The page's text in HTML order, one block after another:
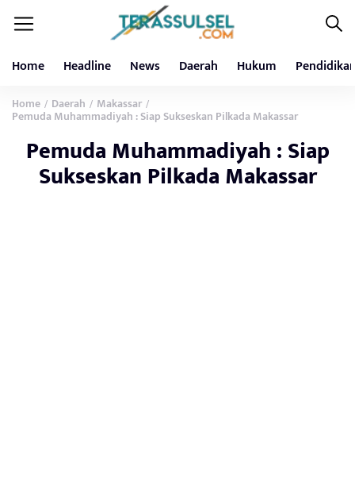
Home Headline News Daerah Hukum
Home / Daerah / Makassar /
Pemuda Muhammadiyah : Siap Sukseskan Pilkada Makassar
Pemuda Muhammadiyah : Siap
Sukseskan Pilkada Makassar